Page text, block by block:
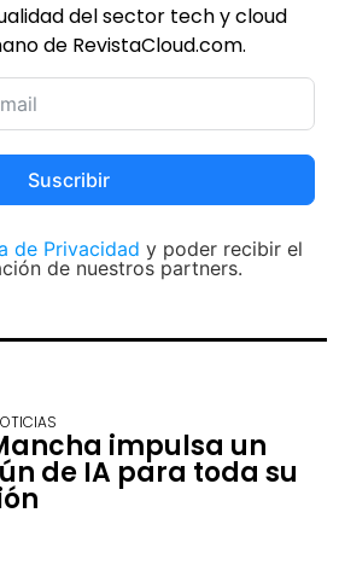
del sector tech y cloud
de RevistaCloud.com.
Suscribir
de Privacidad y poder recibir el
de nuestros partners.
impulsa un
de IA para toda su